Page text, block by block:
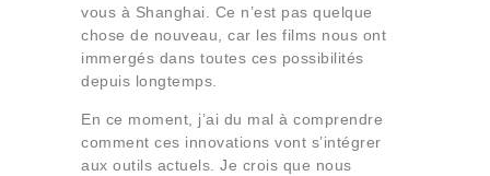
vous à Shanghai. Ce n’est pas quelque
chose de nouveau, car les films nous ont
immergés dans toutes ces possibilités
depuis longtemps.
En ce moment, j’ai du mal à comprendre
comment ces innovations vont s’intégrer
aux outils actuels. Je crois que nous